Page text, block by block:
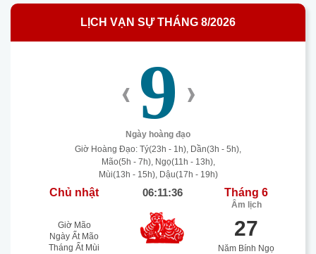
LỊCH VẠN SỰ THÁNG 8/2026
‹ 9 ›
Ngày hoàng đạo
Giờ Hoàng Đạo: Tý(23h - 1h), Dần(3h - 5h),
Mão(5h - 7h), Ngọ(11h - 13h),
Mùi(13h - 15h), Dậu(17h - 19h)
Chủ nhật 06:11:37 Tháng 6
Âm lịch
Giờ Mão
Ngày Ất Mão
Tháng Ất Mùi
27
Năm Bính Ngọ